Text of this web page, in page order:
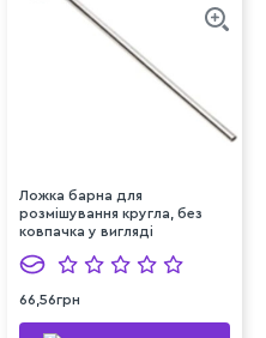
Ложка барна для
розмішування кругла, без
ковпачка у вигляді
66,56грн